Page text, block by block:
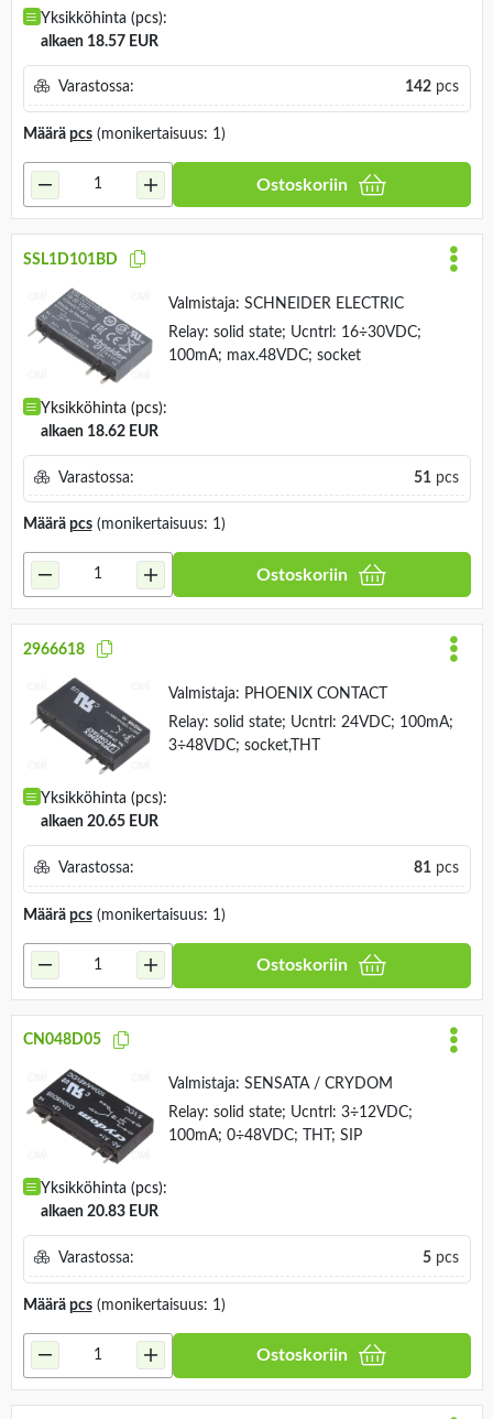
Yksikköhinta (pcs):
alkaen 18.57 EUR
Varastossa: 142pcs
Määrä pcs(monikertaisuus: 1)
Ostoskoriin
SSL1D101BD
Valmistaja: SCHNEIDER ELECTRIC
Relay: solid state; Ucntrl: 16÷30VDC;
100mA; max.48VDC; socket
Yksikköhinta (pcs):
alkaen 18.62 EUR
Varastossa: 51 pcs
Määrä pcs(monikertaisuus: 1)
Ostoskoriin
2966618
Valmistaja: PHOENIX CONTACT
Relay: solid state; Ucntrl: 24VDC; 100mA;
3÷48VDC; socket,THT
Yksikköhinta (pcs):
alkaen 20.65 EUR
Varastossa: 81 pcs
Määrä pcs(monikertaisuus: 1)
Ostoskoriin
CN048D05
Valmistaja: SENSATA / CRYDOM
Relay: solid state; Ucntrl: 3÷12VDC;
100mA; 0÷48VDC; THT; SIP
Yksikköhinta (pcs):
alkaen 20.83 EUR
Varastossa: 5pcs
Määrä pcs(monikertaisuus: 1)
Ostoskoriin